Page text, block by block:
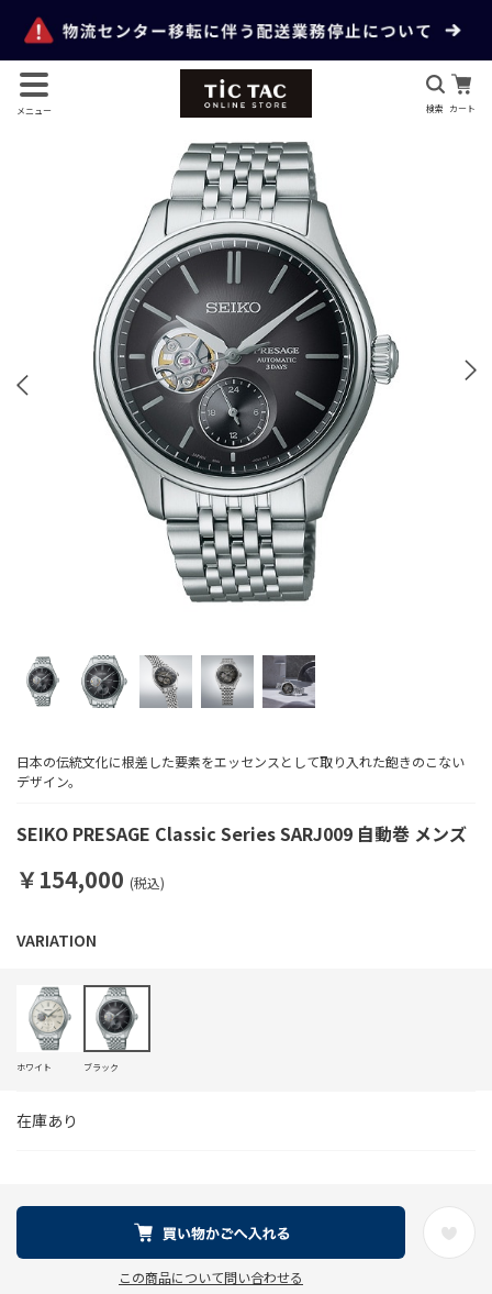
メニュー 検索 カート
SEIKO PRESAGE Classic Series SARJ009 自動巻 メンズ
日本の伝統文化に根差した要素をエッセンスとして取り入れた飽きのこない
デザイン。
￥154,000 (税込)
在庫あり
ホワイト ブラック
この商品について問い合わせる